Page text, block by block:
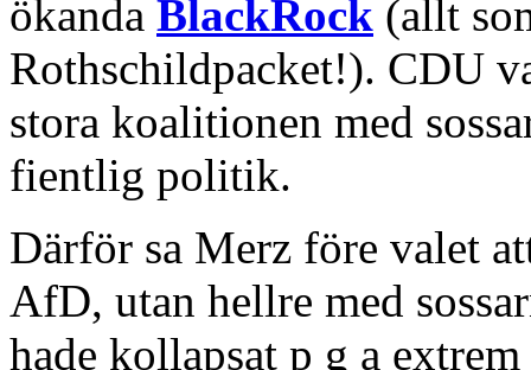
ökanda BlackRock (allt
Rothschildpacket!). CDU
stora koalitionen med
fientlig politik.
Därför sa Merz före valet
AfD, utan hellre med
hade kollapsat p g a